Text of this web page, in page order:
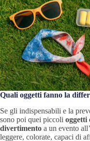
Quali oggetti fanno la
Se gli indispensabili e la
sono poi quei piccoli oggetti
divertimento a un evento
leggere, colorate, capaci di